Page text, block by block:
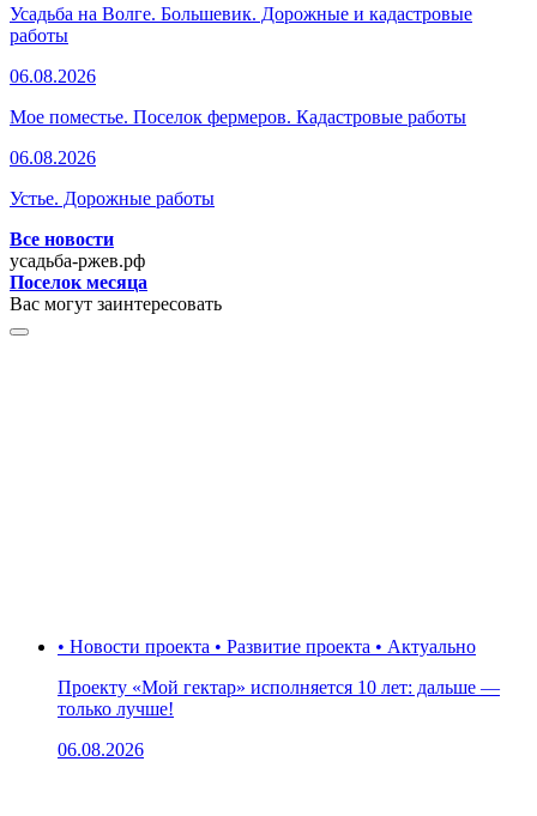
Усадьба на Волге. Большевик. Дорожные и кадастровые
работы
06.08.2026
Мое поместье. Поселок фермеров. Кадастровые работы
06.08.2026
Устье. Дорожные работы
Все новости
усадьба-ржев.рф
Поселок месяца
Вас могут заинтересовать
• Новости проекта • Развитие проекта • Актуально
Проекту «Мой гектар» исполняется 10 лет: дальше —
только лучше!
06.08.2026